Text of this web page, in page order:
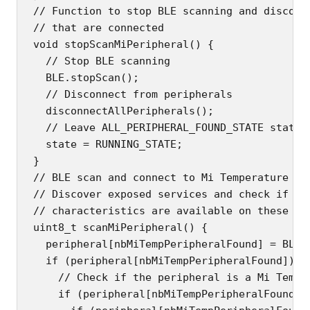
// Function to stop BLE scanning and
// that are connected
void stopScanMiPeripheral() {
  // Stop BLE scanning
  BLE.stopScan();
  // Disconnect from peripherals
  disconnectAllPeripherals();
// Leave ALL_PERIPHERAL_FOUND_STATE state
  state = RUNNING_STATE;
}
// BLE scan and connect to Mi Temperature
// Discover exposed services and check if
// characteristics are available on these
uint8_t scanMiPeripheral() {
peripheral[nbMiTempPeripheralFound] =
  if (peripheral[nbMiTempPeripheralFound]) {
// Check if the peripheral is a Mi
if